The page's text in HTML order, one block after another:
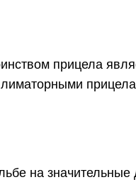
прицела
на значительные